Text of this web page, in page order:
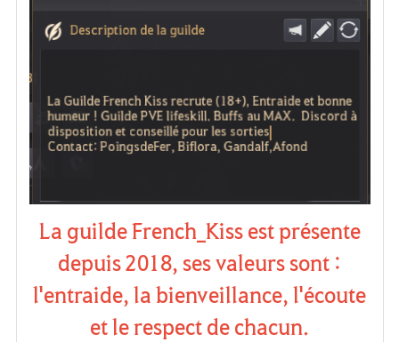
e
La guilde French_Kiss est présente
depuis 2018, ses valeurs sont :
l'entraide, la bienveillance, l'écoute
et le respect de chacun.